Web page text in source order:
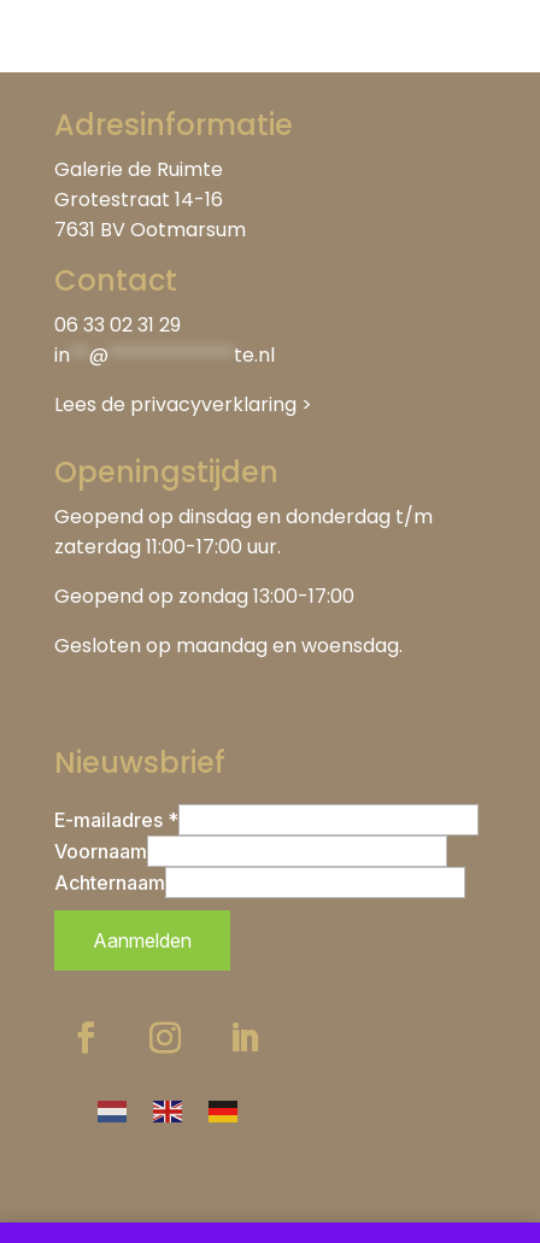
Adresinformatie
Galerie de Ruimte
Grotestraat 14-16
7631 BV Ootmarsum
Contact
06 33 02 31 29
in** @
te.nl
Lees de privacyverklaring >
Openingstijden
Geopend op dinsdag en donderdag t/m
zaterdag 11:00-17:00 uur.
Geopend op zondag 13:00-17:00
Gesloten op maandag en woensdag.
Nieuwsbrief
E-mailadres *
Voornaam
Achternaam